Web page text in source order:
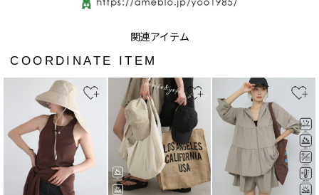
COORDINATE ITEM